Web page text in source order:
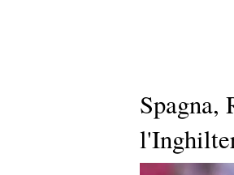
Spagna,